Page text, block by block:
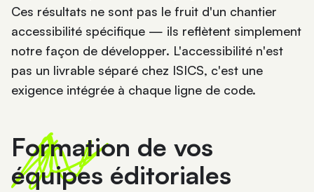
Ces résultats ne sont pas le fruit d'un chantier
accessibilité spécifique — ils reflètent simplement
notre façon de développer. L'accessibilité n'est
pas un livrable séparé chez ISICS, c'est une
exigence intégrée à chaque ligne de code.
Formation de vos
équipes éditoriales